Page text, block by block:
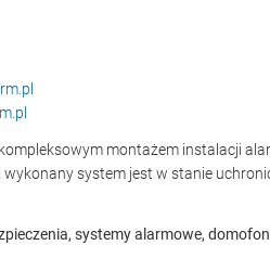
montażem instalacji
system jest w stanie
systemy alarmowe,